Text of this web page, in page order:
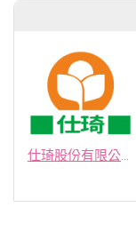
仕琦股份有限公司